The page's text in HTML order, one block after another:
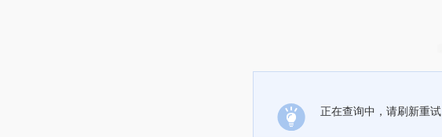
正在查询中，请刷新重试